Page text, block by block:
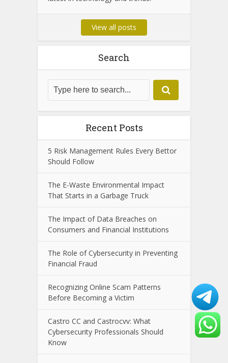
technology and digital innovation. With
she ensures that the platform delivers
accurate, insightful, and up-to-date
TechSized a trusted source for the
View all posts
Search
Recent Posts
5 Risk Management Rules Every Bettor
Should Follow
The E-Waste Environmental Impact
That Starts in a Garbage Truck
The Impact of Data Breaches on
Consumers and Financial Institutions
The Role of Cybersecurity in Preventing
Financial Fraud